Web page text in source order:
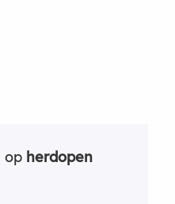
op herdopen